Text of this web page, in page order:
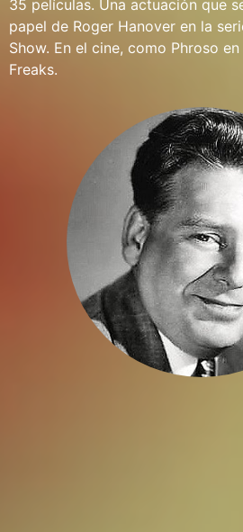
35 películas. Una actuación que
papel de Roger Hanover en la
Show. En el cine, como Phroso
Freaks.